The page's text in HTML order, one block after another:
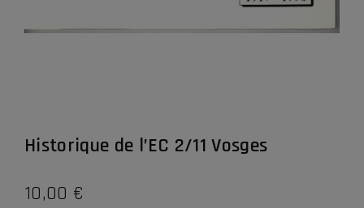
Historique de l’EC 2/11 Vosges
10,00 €